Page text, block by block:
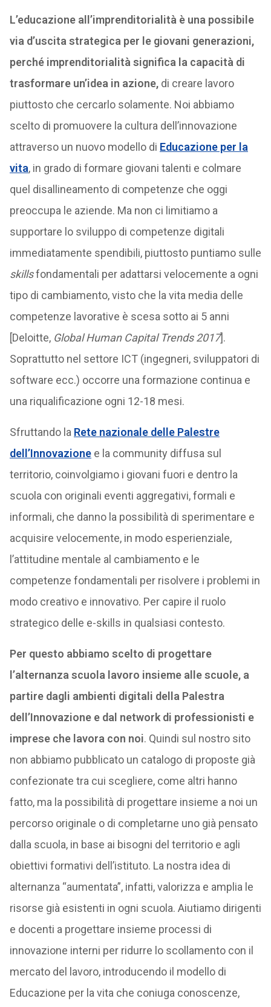
L’educazione all’imprenditorialità è una possibile
via d’uscita strategica per le giovani generazioni,
perché imprenditorialità significa la capacità di
trasformare un’idea in azione,di creare lavoro
piuttosto che cercarlo solamente. Noi abbiamo
scelto di promuovere la cultura dell’innovazione
attraverso un nuovo modello di Educazione per la
vita, in grado di formare giovani talenti e colmare
quel disallineamento di competenze che oggi
preoccupa le aziende. Ma non ci limitiamo a
supportare lo sviluppo di competenze digitali
immediatamente spendibili, piuttosto puntiamo sulle
skillsfondamentali per adattarsi velocemente a ogni
tipo di cambiamento, visto che la vita media delle
competenze lavorative è scesa sotto ai 5 anni
[Deloitte, Global Human Capital Trends 2017].
Soprattutto nel settore ICT (ingegneri, sviluppatori di
software ecc.) occorre una formazione continua e
una riqualificazione ogni 12-18 mesi.
Sfruttando la Rete nazionale delle Palestre
dell’Innovazionee la community diffusa sul
territorio, coinvolgiamo i giovani fuori e dentro la
scuola con originali eventi aggregativi, formali e
informali, che danno la possibilità di sperimentare e
acquisire velocemente, in modo esperienziale,
l’attitudine mentale al cambiamento e le
competenze fondamentali per risolvere i problemi in
modo creativo e innovativo. Per capire il ruolo
strategico delle e-skills in qualsiasi contesto.
Per questo abbiamo scelto di progettare
l’alternanza scuola lavoro insieme alle scuole, a
partire dagli ambienti digitali della Palestra
dell’Innovazione e dal network di professionisti e
imprese che lavora con noi. Quindi sul nostro sito
non abbiamo pubblicato un catalogo di proposte già
confezionate tra cui scegliere, come altri hanno
fatto, ma la possibilità di progettare insieme a noi un
percorso originale o di completarne uno già pensato
dalla scuola, in base ai bisogni del territorio e agli
obiettivi formativi dell’istituto. La nostra idea di
alternanza “aumentata”, infatti, valorizza e amplia le
risorse già esistenti in ogni scuola. Aiutiamo dirigenti
e docenti a progettare insieme processi di
innovazione interni per ridurre lo scollamento con il
mercato del lavoro, introducendo il modello di
Educazione per la vita che coniuga conoscenze,